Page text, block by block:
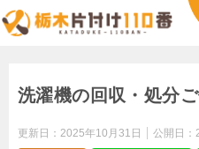
洗濯機の回収・処分
更新日： 2025年10月31日 公開日：